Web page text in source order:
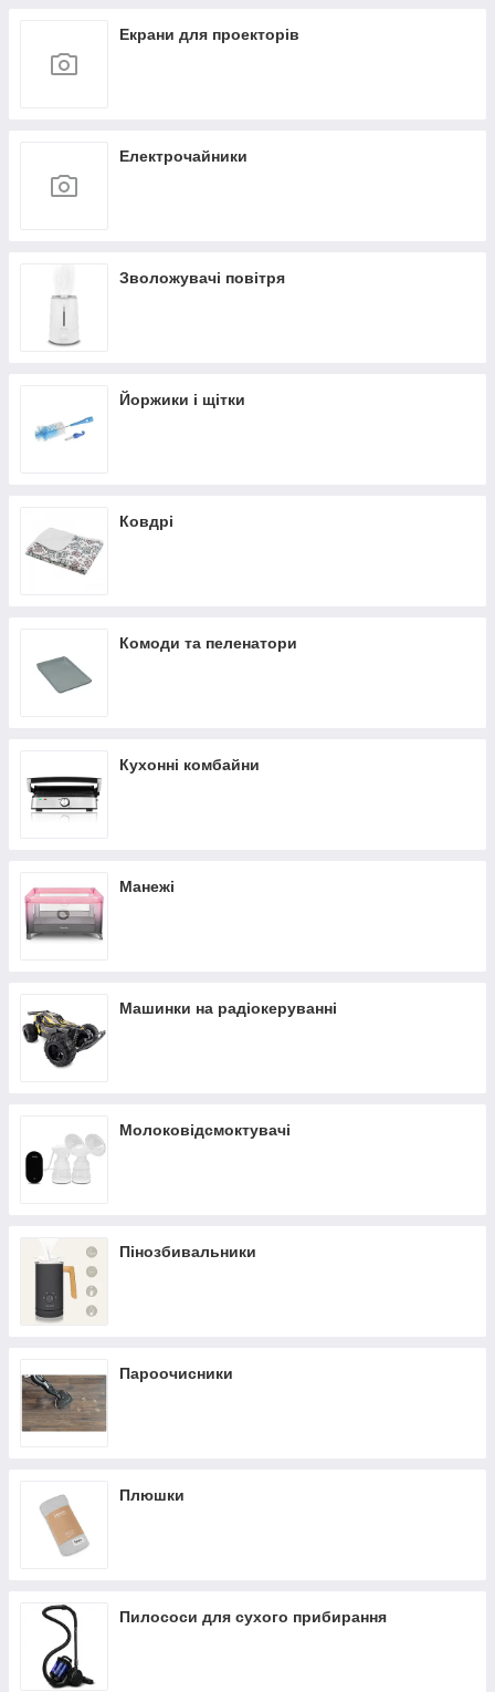
Екрани для проекторів
Електрочайники
Зволожувачі повітря
Йоржики і щітки
Ковдрі
Комоди та пеленатори
Кухонні комбайни
Манежі
Машинки на радіокеруванні
Молоковідсмоктувачі
Пінозбивальники
Пароочисники
Плюшки
Пилососи для сухого прибирання